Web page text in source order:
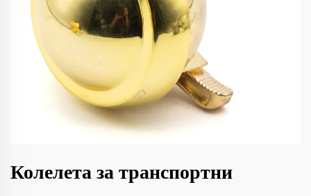
Колелета за транспортни